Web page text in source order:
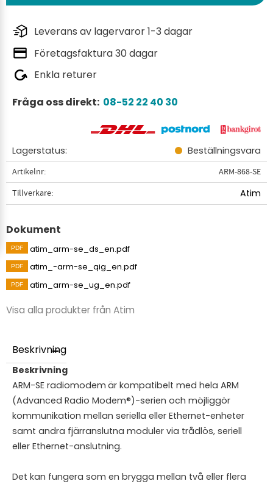
Leverans av lagervaror 1-3 dagar
Företagsfaktura 30 dagar
Enkla returer
Fråga oss direkt: 08-52 22 40 30
Lagerstatus Beställningsvara
Artikelnr
ARM-868-SE
Tillverkare
Atim
Dokument
atim_arm-se_ds_en.pdf
atim_-arm-se_qig_en.pdf
atim_arm-se_ug_en.pdf
Visa alla produkter från Atim
Beskrivning
Beskrivning
ARM-SE radiomodem är kompatibelt med hela ARM
(Advanced Radio Modem®)-serien och möjliggör
kommunikation mellan seriella eller Ethernet-enheter
samt andra fjärranslutna moduler via trådlös, seriell
eller Ethernet-anslutning.
Det kan fungera som en brygga mellan två eller flera